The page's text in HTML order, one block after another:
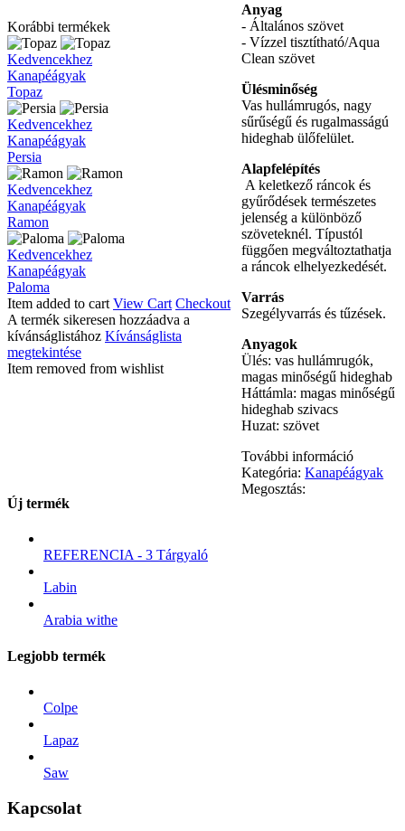
Anyag
- Általános szövet
- Vízzel tisztítható/Aqua
Clean szövet
Ülésminőség
Vas hullámrugós, nagy
sűrűségű és rugalmasságú
hideghab ülőfelület.
Alapfelépítés
A keletkező ráncok és
gyűrődések természetes
jelenség a különböző
szöveteknél. Típustól
függően megváltoztathatja
a ráncok elhelyezkedését.
Varrás
Szegélyvarrás és tűzések.
Anyagok
Ülés: vas hullámrugók,
magas minőségű hideghab
Háttámla: magas minőségű
hideghab szivacs
Huzat: szövet
További információ
Kategória:Kanapéágyak
Megosztás:
Korábbi termékek
Topaz
Kedvencekhez
Kanapéágyak
Topaz
Persia
Kedvencekhez
Kanapéágyak
Persia
Ramon
Kedvencekhez
Kanapéágyak
Ramon
Paloma
Kedvencekhez
Kanapéágyak
Paloma
Item added to cart View Cart Checkout
A termék sikeresen hozzáadva a
kívánságlistához Kívánságlista
megtekintése
Item removed from wishlist
Új termék
REFERENCIA - 3 Tárgyaló
Labin
Arabia withe
Legjobb termék
Colpe
Lapaz
Saw
Kapcsolat